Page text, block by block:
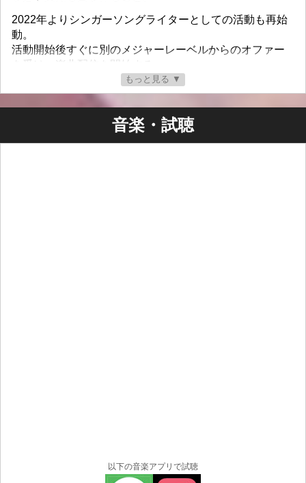
2022年よりシンガーソングライターとしての活動も再始
動。
活動開始後すぐに別のメジャーレーベルからのオファー
を受け、楽曲配信を開始する。
アートワーク、Music Video、楽曲制作等をほぼすべて一
人でおこなう。
公式プレイリストやAMラジオ、音楽WEBメディア等にて
もっと見る ▼
音楽・試聴
以下の音楽アプリで試聴